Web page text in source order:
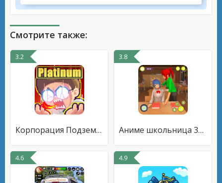
Смотрите также:
3.2
Корпорация Подземелье Platinum
3.8
Аниме школьница 3D симулятор
4.6 4.9